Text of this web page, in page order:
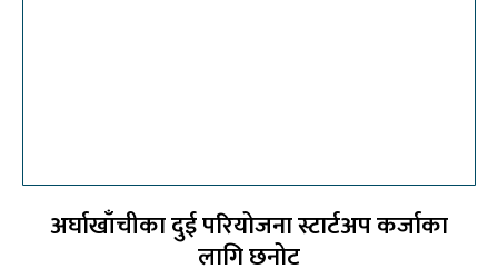
अर्घाखाँचीका दुई परियोजना स्टार्टअप कर्जाका
लागि छनोट